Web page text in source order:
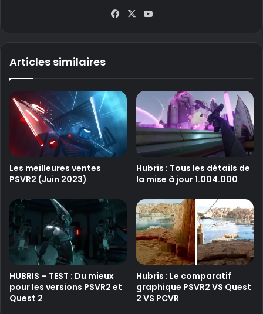
Fa
X
Articles similaires
Les meilleures ventes
PSVR2 (Juin 2023)
Hubris : Tous les détails de
la mise à jour 1.004.000
HUBRIS – TEST : Du mieux
pour les versions PSVR2 et
Quest 2
Hubris : Le comparatif
graphique PSVR2 VS Quest
2 VS PCVR